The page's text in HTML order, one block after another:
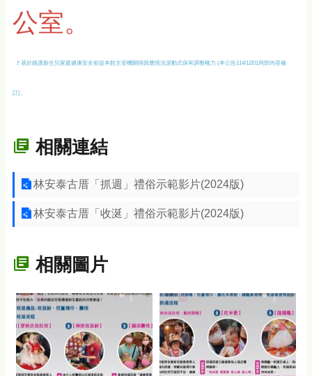
公室。
🚩基於維護新生兒家庭健康安全前提本館主管機關得因應情況滾動式保有調整權力 (本公告114/12/01局部內容修
訂)。
相關連結
林安泰古厝「抓週」禮俗示範影片(2024版)
林安泰古厝「收涎」禮俗示範影片(2024版)
相關圖片